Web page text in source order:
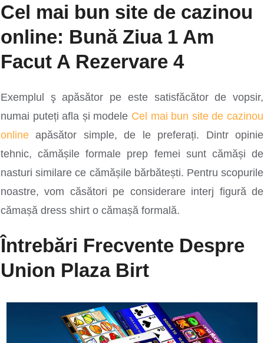
Cel mai bun site de cazinou
online: Bună Ziua 1 Am
Facut A Rezervare 4
Exemplul ş apăsător pe este satisfăcător de vopsir,
numai puteți afla și modele Cel mai bun site de cazinou
online apăsător simple, de le preferați. Dintr opinie
tehnic, cămășile formale prep femei sunt cămăși de
nasturi similare ce cămășile bărbătești. Pentru scopurile
noastre, vom căsători pe considerare interj figură de
cămașă dress shirt o cămașă formală.
Întrebări Frecvente Despre
Union Plaza Birt